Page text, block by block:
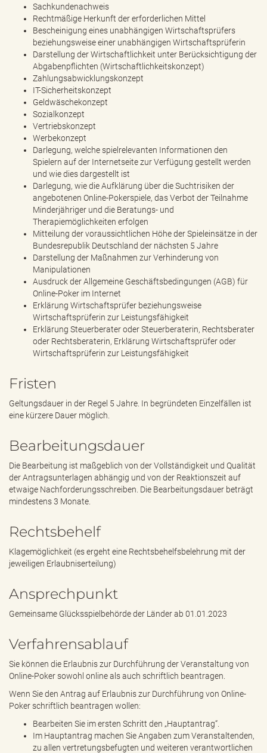
Sachkundenachweis
Rechtmäßige Herkunft der erforderlichen Mittel
Bescheinigung eines unabhängigen Wirtschaftsprüfers
beziehungsweise einer unabhängigen Wirtschaftsprüferin
Darstellung der Wirtschaftlichkeit unter Berücksichtigung der
Abgabenpflichten (Wirtschaftlichkeitskonzept)
Zahlungsabwicklungskonzept
IT-Sicherheitskonzept
Geldwäschekonzept
Sozialkonzept
Vertriebskonzept
Werbekonzept
Darlegung, welche spielrelevanten Informationen den
Spielern auf der Internetseite zur Verfügung gestellt werden
und wie dies dargestellt ist
Darlegung, wie die Aufklärung über die Suchtrisiken der
angebotenen Online-Pokerspiele, das Verbot der Teilnahme
Minderjähriger und die Beratungs- und
Therapiemöglichkeiten erfolgen
Mitteilung der voraussichtlichen Höhe der Spieleinsätze in der
Bundesrepublik Deutschland der nächsten 5 Jahre
Darstellung der Maßnahmen zur Verhinderung von
Manipulationen
Ausdruck der Allgemeine Geschäftsbedingungen (AGB) für
Online-Poker im Internet
Erklärung Wirtschaftsprüfer beziehungsweise
Wirtschaftsprüferin zur Leistungsfähigkeit
Erklärung Steuerberater oder Steuerberaterin, Rechtsberater
oder Rechtsberaterin, Erklärung Wirtschaftsprüfer oder
Wirtschaftsprüferin zur Leistungsfähigkeit
Fristen
Geltungsdauer in der Regel 5 Jahre. In begründeten Einzelfällen ist
eine kürzere Dauer möglich.
Bearbeitungsdauer
Die Bearbeitung ist maßgeblich von der Vollständigkeit und Qualität
der Antragsunterlagen abhängig und von der Reaktionszeit auf
etwaige Nachforderungsschreiben. Die Bearbeitungsdauer beträgt
mindestens 3 Monate.
Rechtsbehelf
Klagemöglichkeit (es ergeht eine Rechtsbehelfsbelehrung mit der
jeweiligen Erlaubniserteilung)
Ansprechpunkt
Gemeinsame Glücksspielbehörde der Länder ab 01.01.2023
Verfahrensablauf
Sie können die Erlaubnis zur Durchführung der Veranstaltung von
Online-Poker sowohl online als auch schriftlich beantragen.
Wenn Sie den Antrag auf Erlaubnis zur Durchführung von Online-
Poker schriftlich beantragen wollen:
Bearbeiten Sie im ersten Schritt den „Hauptantrag“.
Im Hauptantrag machen Sie Angaben zum Veranstaltenden,
zu allen vertretungsbefugten und weiteren verantwortlichen